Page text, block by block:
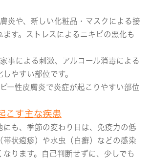
炎や、新しい化粧品・マスクによる接
す。ストレスによるニキビの悪化も
事による刺激、アルコール消毒による
やすい部位です。
ー性皮膚炎で炎症が起こりやすい部位
こす主な疾患
にも、季節の変わり目は、免疫力の低
帯状疱疹）や水虫（白癬）などの感染
ります。自己判断せずに、少しでも